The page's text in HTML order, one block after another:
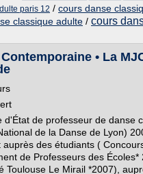
paris 12 / cours danse
classique adulte / cours
• La
d'État de professeur de danse
de la Danse de Lyon)
auprès des étudiants (
de Professeurs des Écoles*
Toulouse Le Mirail *2007),